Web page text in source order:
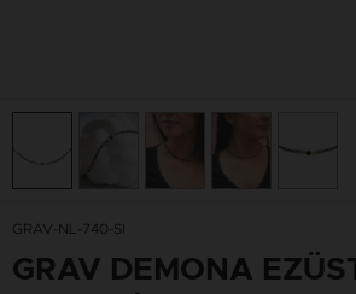
GRAV-NL-740-SI
GRAV DEMONA